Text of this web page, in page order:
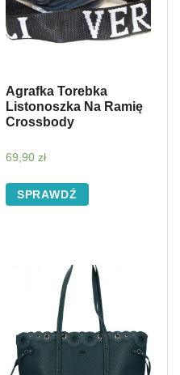
Agrafka Torebka
Listonoszka Na Ramię
Crossbody
69,90 zł
SPRAWDŹ